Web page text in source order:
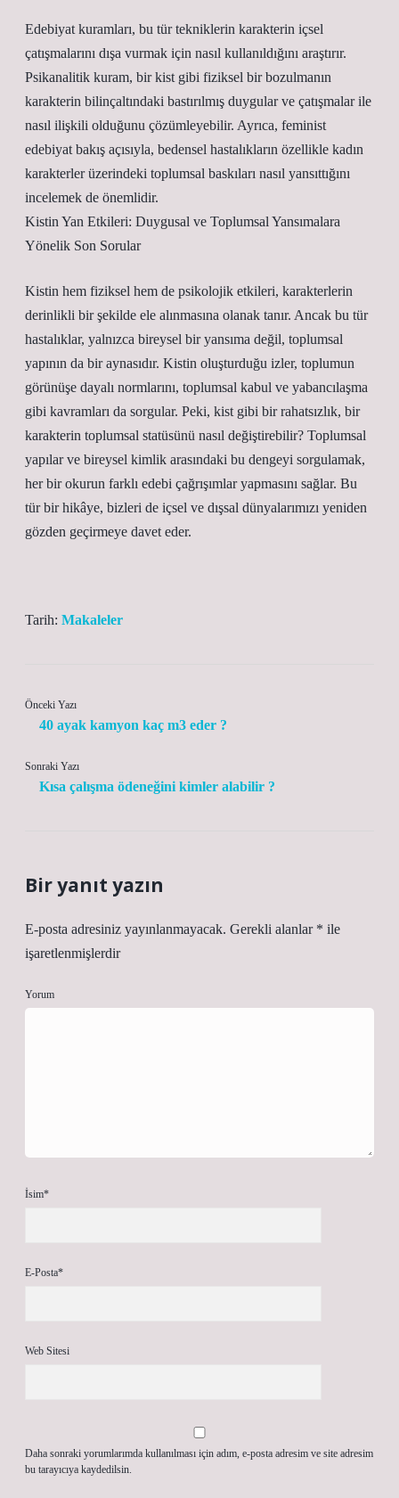
Edebiyat kuramları, bu tür tekniklerin karakterin içsel
çatışmalarını dışa vurmak için nasıl kullanıldığını araştırır.
Psikanalitik kuram, bir kist gibi fiziksel bir bozulmanın
karakterin bilinçaltındaki bastırılmış duygular ve çatışmalar ile
nasıl ilişkili olduğunu çözümleyebilir. Ayrıca, feminist
edebiyat bakış açısıyla, bedensel hastalıkların özellikle kadın
karakterler üzerindeki toplumsal baskıları nasıl yansıttığını
incelemek de önemlidir.
Kistin Yan Etkileri: Duygusal ve Toplumsal Yansımalara
Yönelik Son Sorular
Kistin hem fiziksel hem de psikolojik etkileri, karakterlerin
derinlikli bir şekilde ele alınmasına olanak tanır. Ancak bu tür
hastalıklar, yalnızca bireysel bir yansıma değil, toplumsal
yapının da bir aynasıdır. Kistin oluşturduğu izler, toplumun
görünüşe dayalı normlarını, toplumsal kabul ve yabancılaşma
gibi kavramları da sorgular. Peki, kist gibi bir rahatsızlık, bir
karakterin toplumsal statüsünü nasıl değiştirebilir? Toplumsal
yapılar ve bireysel kimlik arasındaki bu dengeyi sorgulamak,
her bir okurun farklı edebi çağrışımlar yapmasını sağlar. Bu
tür bir hikâye, bizleri de içsel ve dışsal dünyalarımızı yeniden
gözden geçirmeye davet eder.
Tarih: Makaleler
Önceki Yazı
40 ayak kamyon kaç m3 eder ?
Sonraki Yazı
Kısa çalışma ödeneğini kimler alabilir ?
Bir yanıt yazın
E-posta adresiniz yayınlanmayacak. Gerekli alanlar * ile
işaretlenmişlerdir
Yorum
İsim*
E-Posta*
Web Sitesi
Daha sonraki yorumlarımda kullanılması için adım, e-posta adresim ve site adresim
bu tarayıcıya kaydedilsin.